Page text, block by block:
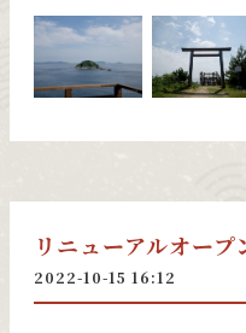
リニューアルオープ
2022-10-15 16:12